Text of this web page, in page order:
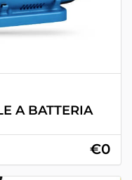
A BATTERIA
€0